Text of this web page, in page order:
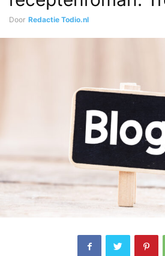
Door Redactie Todio.nl